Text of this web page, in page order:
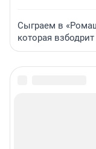
Сыграем в
которая